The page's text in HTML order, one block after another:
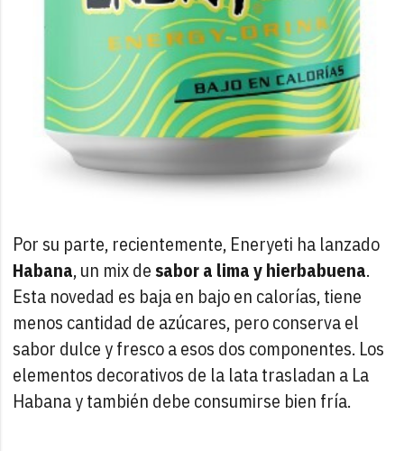
Por su parte, recientemente, Eneryeti ha lanzado
Habana, un mix de sabor a lima y hierbabuena.
Esta novedad es baja en bajo en calorías, tiene
menos cantidad de azúcares, pero conserva el
sabor dulce y fresco a esos dos componentes. Los
elementos decorativos de la lata trasladan a La
Habana y también debe consumirse bien fría.